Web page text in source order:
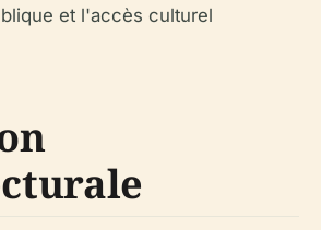
et l'accès culturel